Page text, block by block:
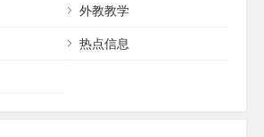
外教教学
热点信息